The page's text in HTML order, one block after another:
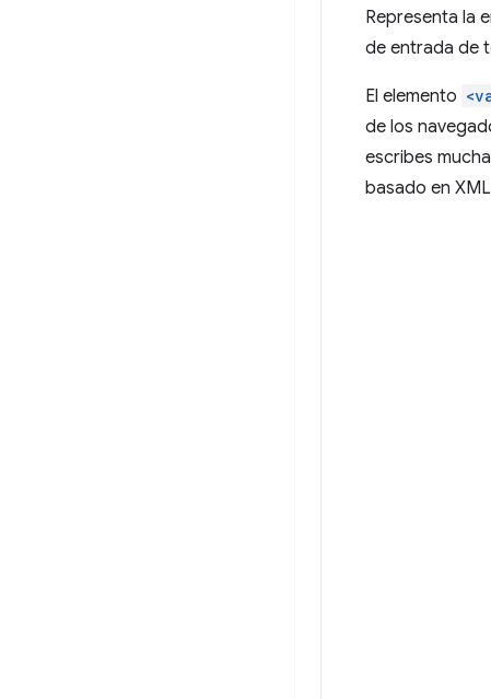
Representa la
de entrada de
El elemento
de los
escribes
basado en